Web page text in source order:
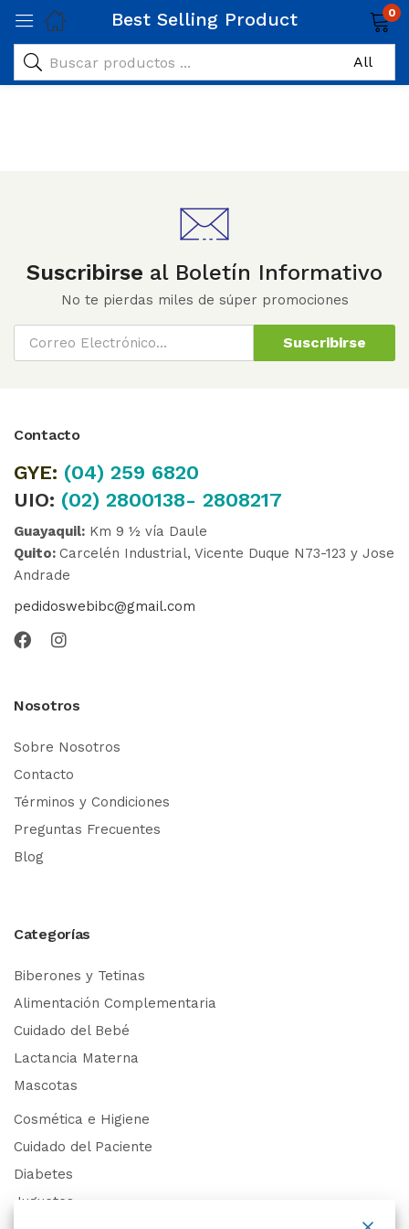
Best Selling Product 0
Suscribirse al Boletín Informativo
No te pierdas miles de súper promociones
Suscribirse
Contacto
GYE: (04) 259 6820
UIO: (02) 2800138- 2808217
Guayaquil: Km 9 ½ vía Daule
Quito: Carcelén Industrial, Vicente Duque N73-123 y Jose
Andrade
pedidoswebibc@gmail.com
Nosotros
Sobre Nosotros
Contacto
Términos y Condiciones
Preguntas Frecuentes
Blog
Categorías
Biberones y Tetinas
Alimentación Complementaria
Cuidado del Bebé
Lactancia Materna
Mascotas
Cosmética e Higiene
Cuidado del Paciente
Diabetes
Juguetes